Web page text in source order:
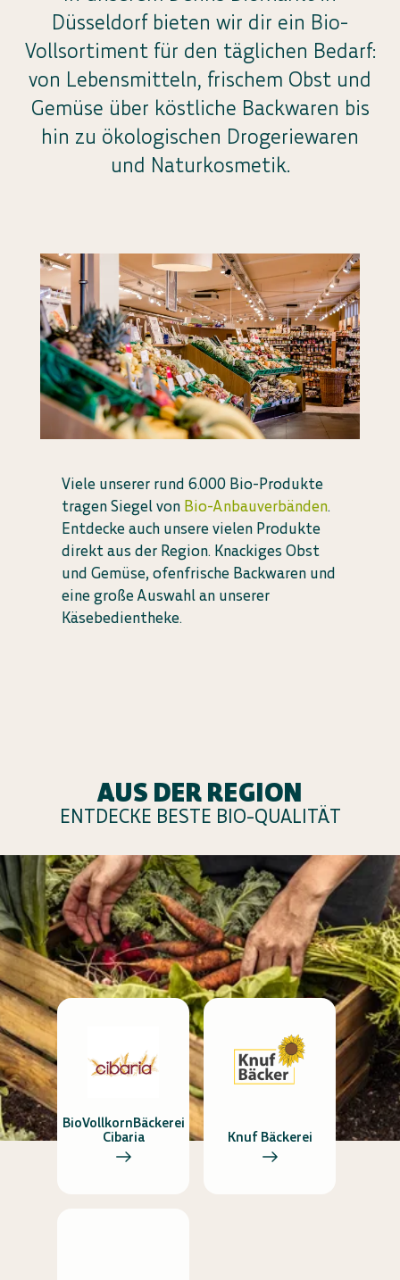
Düsseldorf bieten wir dir ein Bio-
Vollsortiment für den täglichen Bedarf:
von Lebensmitteln, frischem Obst und
Gemüse über köstliche Backwaren bis
hin zu ökologischen Drogeriewaren
und Naturkosmetik.
Viele unserer rund 6.000 Bio-Produkte
tragen Siegel von Bio-Anbauverbänden.
Entdecke auch unsere vielen Produkte
direkt aus der Region. Knackiges Obst
und Gemüse, ofenfrische Backwaren und
eine große Auswahl an unserer
Käsebedientheke.
AUS DER REGION
ENTDECKE BESTE BIO-QUALITÄT
BioVollkornBäckerei
Cibaria
Knuf Bäckerei